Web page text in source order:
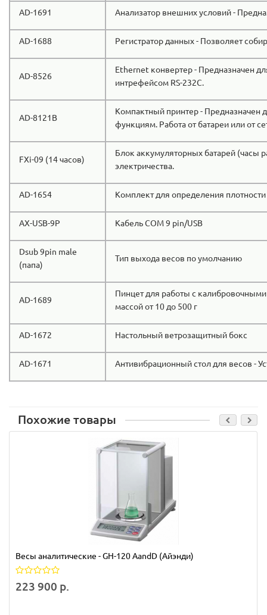
AD-1691 Анализатор внешних условий -
AD-1688 Регистратор данных - Позволяет
AD-8526
Ethernet конвертер - Предназначен
интрефейсом RS-232C.
AD-8121B
Компактный принтер - Предназначен
функциям. Работа от батареи или от
FXi-09 (14 часов)
Блок аккумуляторных батарей (часы
электричества.
AD-1654 Комплект для определения плотности
AX-USB-9P Кабель COM 9 pin/USB
Dsub 9pin male
(папа)
Тип выхода весов по умолчанию
AD-1689
Пинцет для работы с
массой от 10 до 500 г
AD-1672 Настольный ветрозащитный бокс
AD-1671 Антивибрационный стол для весов -
Похожие товары
Весы аналитические - GH-120 AandD (Айэнди)
223 900 р.